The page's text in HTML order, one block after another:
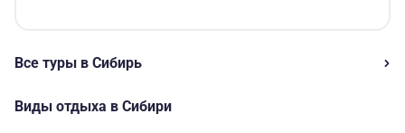
Все туры в Сибирь
Виды отдыха в Сибири